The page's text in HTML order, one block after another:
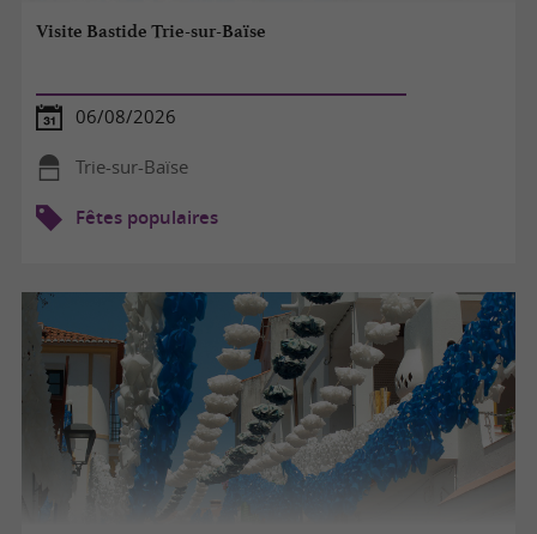
Visite Bastide Trie-sur-Baïse
06/08/2026
Trie-sur-Baïse
Fêtes populaires